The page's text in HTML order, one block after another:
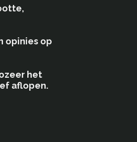
opinies op
het
aflopen.